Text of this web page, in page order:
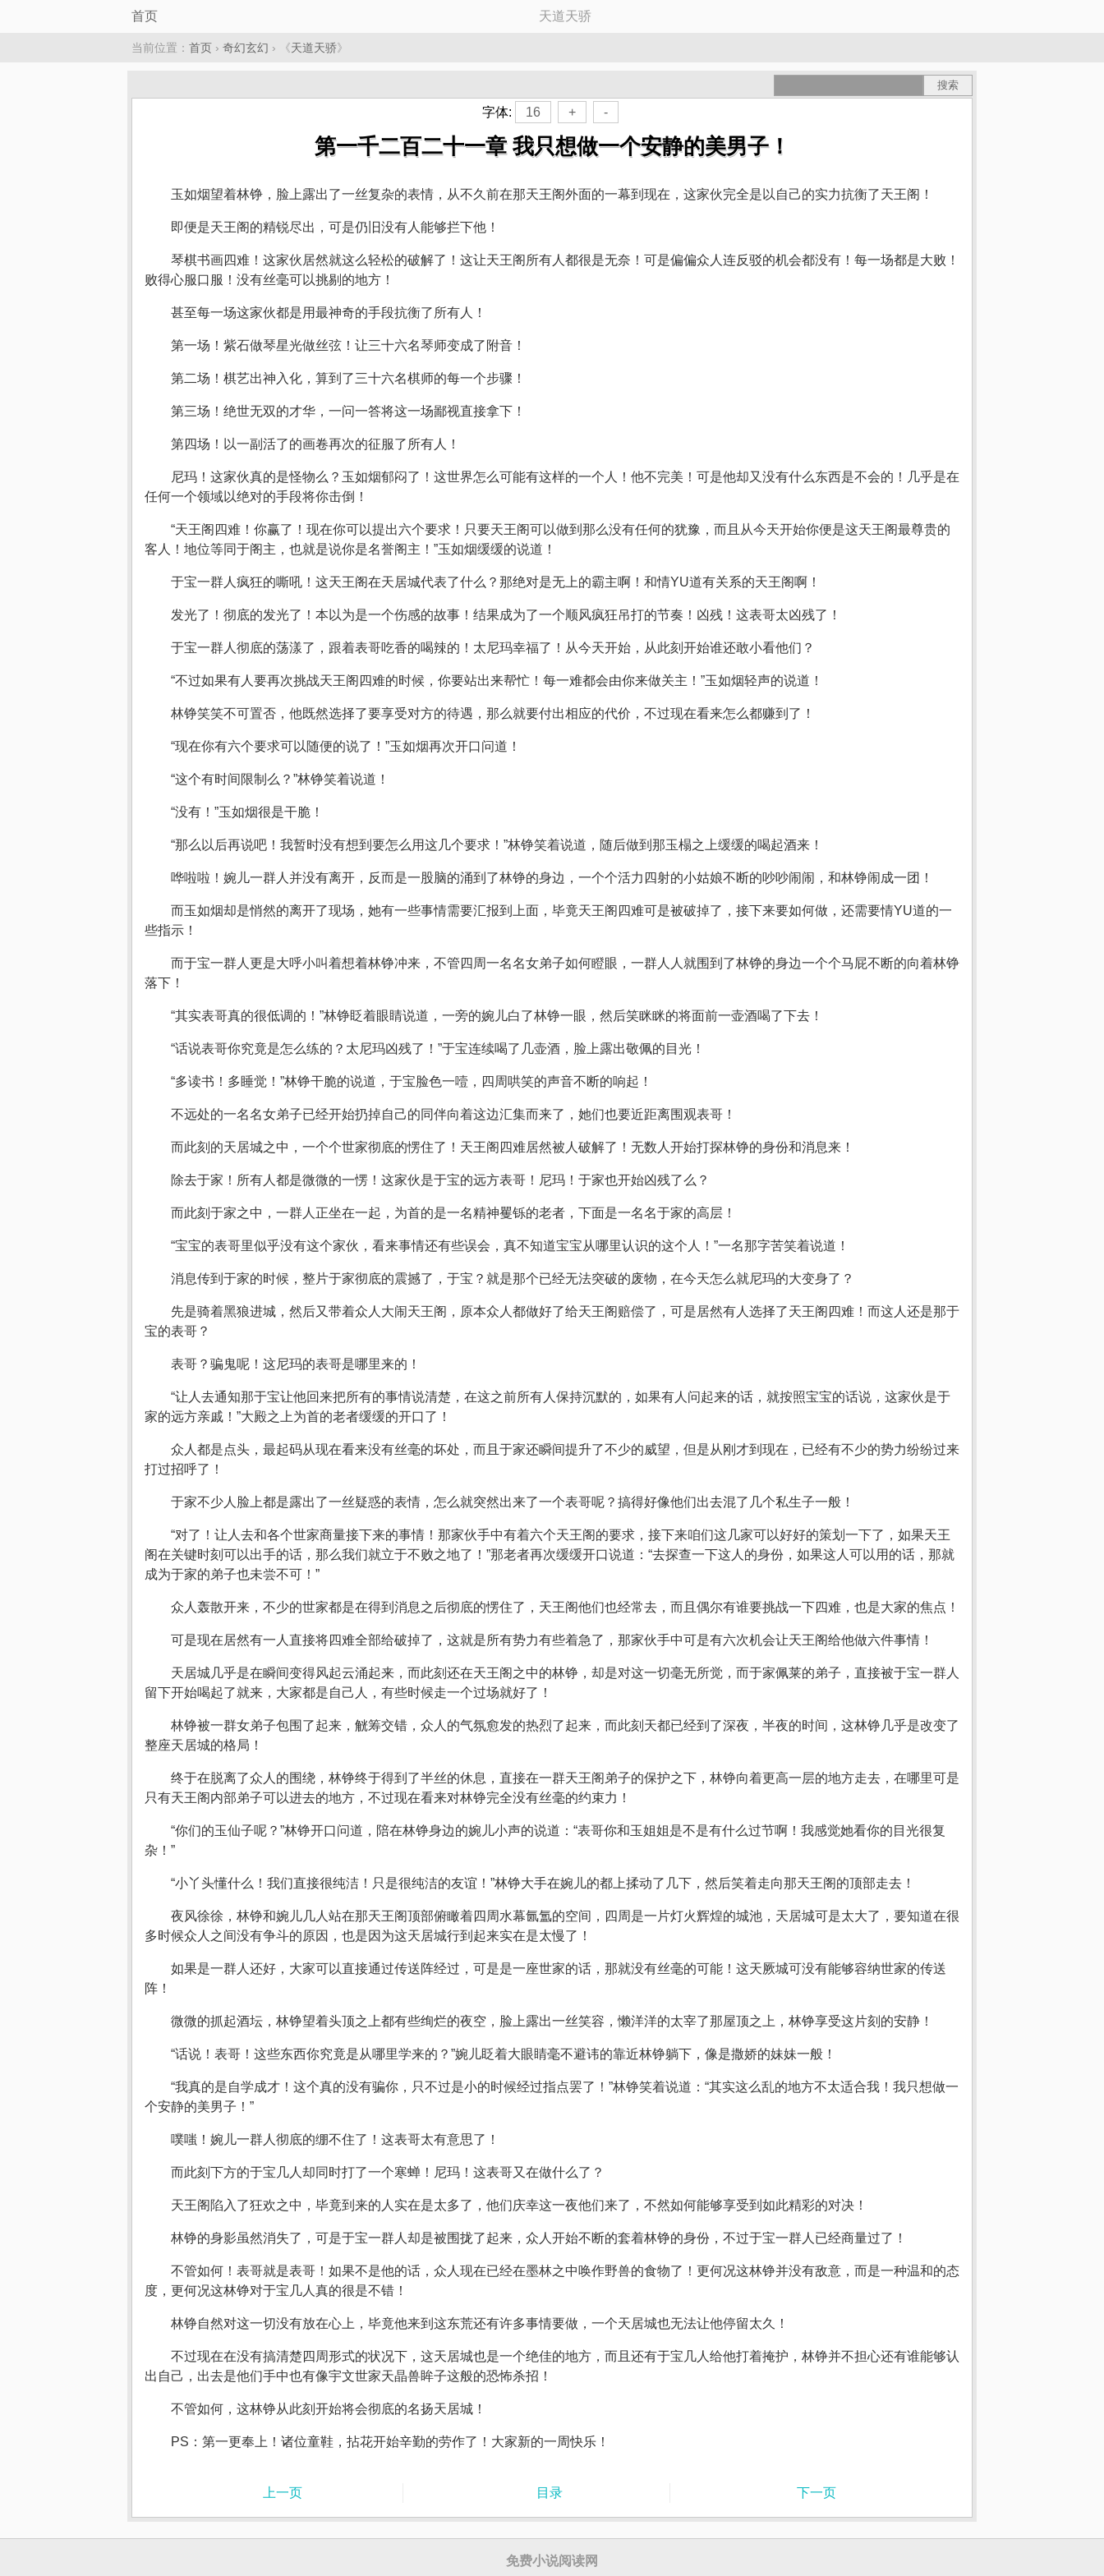
首页 天道天骄
当前位置： 首页 › 奇幻玄幻 › 《天道天骄》
字体: 16 + -
第一千二百二十一章 我只想做一个安静的美男子！
玉如烟望着林铮，脸上露出了一丝复杂的表情，从不久前在那天王阁外面的一幕到现在，这家伙完全是以自己的实力抗衡了天王阁！
即便是天王阁的精锐尽出，可是仍旧没有人能够拦下他！
琴棋书画四难！这家伙居然就这么轻松的破解了！这让天王阁所有人都很是无奈！可是偏偏众人连反驳的机会都没有！每一场都是大败！
败得心服口服！没有丝毫可以挑剔的地方！
甚至每一场这家伙都是用最神奇的手段抗衡了所有人！
第一场！紫石做琴星光做丝弦！让三十六名琴师变成了附音！
第二场！棋艺出神入化，算到了三十六名棋师的每一个步骤！
第三场！绝世无双的才华，一问一答将这一场鄙视直接拿下！
第四场！以一副活了的画卷再次的征服了所有人！
尼玛！这家伙真的是怪物么？玉如烟郁闷了！这世界怎么可能有这样的一个人！他不完美！可是他却又没有什么东西是不会的！几乎是在
任何一个领域以绝对的手段将你击倒！
“天王阁四难！你赢了！现在你可以提出六个要求！只要天王阁可以做到那么没有任何的犹豫，而且从今天开始你便是这天王阁最尊贵的
客人！地位等同于阁主，也就是说你是名誉阁主！”玉如烟缓缓的说道！
于宝一群人疯狂的嘶吼！这天王阁在天居城代表了什么？那绝对是无上的霸主啊！和情YU道有关系的天王阁啊！
发光了！彻底的发光了！本以为是一个伤感的故事！结果成为了一个顺风疯狂吊打的节奏！凶残！这表哥太凶残了！
于宝一群人彻底的荡漾了，跟着表哥吃香的喝辣的！太尼玛幸福了！从今天开始，从此刻开始谁还敢小看他们？
“不过如果有人要再次挑战天王阁四难的时候，你要站出来帮忙！每一难都会由你来做关主！”玉如烟轻声的说道！
林铮笑笑不可置否，他既然选择了要享受对方的待遇，那么就要付出相应的代价，不过现在看来怎么都赚到了！
“现在你有六个要求可以随便的说了！”玉如烟再次开口问道！
“这个有时间限制么？”林铮笑着说道！
“没有！”玉如烟很是干脆！
“那么以后再说吧！我暂时没有想到要怎么用这几个要求！”林铮笑着说道，随后做到那玉榻之上缓缓的喝起酒来！
哗啦啦！婉儿一群人并没有离开，反而是一股脑的涌到了林铮的身边，一个个活力四射的小姑娘不断的吵吵闹闹，和林铮闹成一团！
而玉如烟却是悄然的离开了现场，她有一些事情需要汇报到上面，毕竟天王阁四难可是被破掉了，接下来要如何做，还需要情YU道的一
些指示！
而于宝一群人更是大呼小叫着想着林铮冲来，不管四周一名名女弟子如何瞪眼，一群人人就围到了林铮的身边一个个马屁不断的向着林铮
落下！
“其实表哥真的很低调的！”林铮眨着眼睛说道，一旁的婉儿白了林铮一眼，然后笑眯眯的将面前一壶酒喝了下去！
“话说表哥你究竟是怎么练的？太尼玛凶残了！”于宝连续喝了几壶酒，脸上露出敬佩的目光！
“多读书！多睡觉！”林铮干脆的说道，于宝脸色一噎，四周哄笑的声音不断的响起！
不远处的一名名女弟子已经开始扔掉自己的同伴向着这边汇集而来了，她们也要近距离围观表哥！
而此刻的天居城之中，一个个世家彻底的愣住了！天王阁四难居然被人破解了！无数人开始打探林铮的身份和消息来！
除去于家！所有人都是微微的一愣！这家伙是于宝的远方表哥！尼玛！于家也开始凶残了么？
而此刻于家之中，一群人正坐在一起，为首的是一名精神矍铄的老者，下面是一名名于家的高层！
“宝宝的表哥里似乎没有这个家伙，看来事情还有些误会，真不知道宝宝从哪里认识的这个人！”一名那字苦笑着说道！
消息传到于家的时候，整片于家彻底的震撼了，于宝？就是那个已经无法突破的废物，在今天怎么就尼玛的大变身了？
先是骑着黑狼进城，然后又带着众人大闹天王阁，原本众人都做好了给天王阁赔偿了，可是居然有人选择了天王阁四难！而这人还是那于
宝的表哥？
表哥？骗鬼呢！这尼玛的表哥是哪里来的！
“让人去通知那于宝让他回来把所有的事情说清楚，在这之前所有人保持沉默的，如果有人问起来的话，就按照宝宝的话说，这家伙是于
家的远方亲戚！”大殿之上为首的老者缓缓的开口了！
众人都是点头，最起码从现在看来没有丝毫的坏处，而且于家还瞬间提升了不少的威望，但是从刚才到现在，已经有不少的势力纷纷过来
打过招呼了！
于家不少人脸上都是露出了一丝疑惑的表情，怎么就突然出来了一个表哥呢？搞得好像他们出去混了几个私生子一般！
“对了！让人去和各个世家商量接下来的事情！那家伙手中有着六个天王阁的要求，接下来咱们这几家可以好好的策划一下了，如果天王
阁在关键时刻可以出手的话，那么我们就立于不败之地了！”那老者再次缓缓开口说道：“去探查一下这人的身份，如果这人可以用的话，那就
成为于家的弟子也未尝不可！”
众人轰散开来，不少的世家都是在得到消息之后彻底的愣住了，天王阁他们也经常去，而且偶尔有谁要挑战一下四难，也是大家的焦点！
可是现在居然有一人直接将四难全部给破掉了，这就是所有势力有些着急了，那家伙手中可是有六次机会让天王阁给他做六件事情！
天居城几乎是在瞬间变得风起云涌起来，而此刻还在天王阁之中的林铮，却是对这一切毫无所觉，而于家佩莱的弟子，直接被于宝一群人
留下开始喝起了就来，大家都是自己人，有些时候走一个过场就好了！
林铮被一群女弟子包围了起来，觥筹交错，众人的气氛愈发的热烈了起来，而此刻天都已经到了深夜，半夜的时间，这林铮几乎是改变了
整座天居城的格局！
终于在脱离了众人的围绕，林铮终于得到了半丝的休息，直接在一群天王阁弟子的保护之下，林铮向着更高一层的地方走去，在哪里可是
只有天王阁内部弟子可以进去的地方，不过现在看来对林铮完全没有丝毫的约束力！
“你们的玉仙子呢？”林铮开口问道，陪在林铮身边的婉儿小声的说道：“表哥你和玉姐姐是不是有什么过节啊！我感觉她看你的目光很复
杂！”
“小丫头懂什么！我们直接很纯洁！只是很纯洁的友谊！”林铮大手在婉儿的都上揉动了几下，然后笑着走向那天王阁的顶部走去！
夜风徐徐，林铮和婉儿几人站在那天王阁顶部俯瞰着四周水幕氤氲的空间，四周是一片灯火辉煌的城池，天居城可是太大了，要知道在很
多时候众人之间没有争斗的原因，也是因为这天居城行到起来实在是太慢了！
如果是一群人还好，大家可以直接通过传送阵经过，可是是一座世家的话，那就没有丝毫的可能！这天厥城可没有能够容纳世家的传送
阵！
微微的抓起酒坛，林铮望着头顶之上都有些绚烂的夜空，脸上露出一丝笑容，懒洋洋的太宰了那屋顶之上，林铮享受这片刻的安静！
“话说！表哥！这些东西你究竟是从哪里学来的？”婉儿眨着大眼睛毫不避讳的靠近林铮躺下，像是撒娇的妹妹一般！
“我真的是自学成才！这个真的没有骗你，只不过是小的时候经过指点罢了！”林铮笑着说道：“其实这么乱的地方不太适合我！我只想做一
个安静的美男子！”
噗嗤！婉儿一群人彻底的绷不住了！这表哥太有意思了！
而此刻下方的于宝几人却同时打了一个寒蝉！尼玛！这表哥又在做什么了？
天王阁陷入了狂欢之中，毕竟到来的人实在是太多了，他们庆幸这一夜他们来了，不然如何能够享受到如此精彩的对决！
林铮的身影虽然消失了，可是于宝一群人却是被围拢了起来，众人开始不断的套着林铮的身份，不过于宝一群人已经商量过了！
不管如何！表哥就是表哥！如果不是他的话，众人现在已经在墨林之中唤作野兽的食物了！更何况这林铮并没有敌意，而是一种温和的态
度，更何况这林铮对于宝几人真的很是不错！
林铮自然对这一切没有放在心上，毕竟他来到这东荒还有许多事情要做，一个天居城也无法让他停留太久！
不过现在在没有搞清楚四周形式的状况下，这天居城也是一个绝佳的地方，而且还有于宝几人给他打着掩护，林铮并不担心还有谁能够认
出自己，出去是他们手中也有像宇文世家天晶兽眸子这般的恐怖杀招！
不管如何，这林铮从此刻开始将会彻底的名扬天居城！
PS：第一更奉上！诸位童鞋，拈花开始辛勤的劳作了！大家新的一周快乐！
上一页 目录 下一页
免费小说阅读网